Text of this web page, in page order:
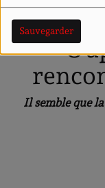
Sauvegarder
Il semble que